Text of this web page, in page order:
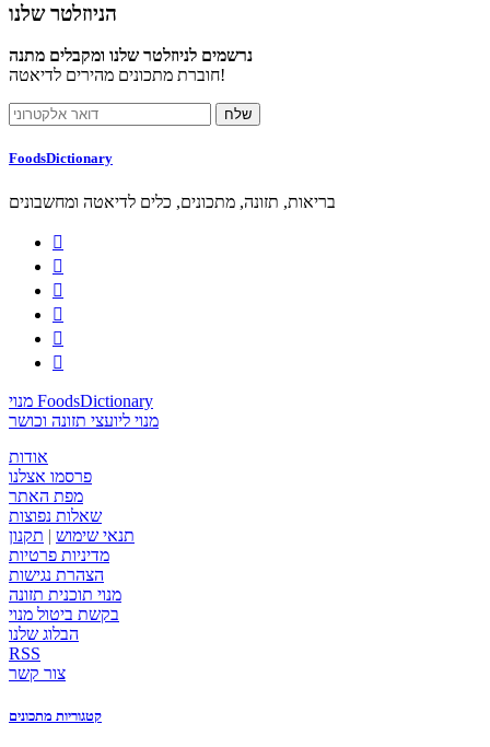
הניוזלטר שלנו
נרשמים לניוזלטר שלנו ומקבלים מתנה
חוברת מתכונים מהירים לדיאטה!
FoodsDictionary
בריאות, תזונה, מתכונים, כלים לדיאטה ומחשבונים






מנוי FoodsDictionary
מנוי ליועצי תזונה וכושר
אודות
פרסמו אצלנו
מפת האתר
שאלות נפוצות
תנאי שימוש | תקנון
מדיניות פרטיות
הצהרת נגישות
מנוי תוכנית תזונה
בקשת ביטול מנוי
הבלוג שלנו
RSS
צור קשר
קטגוריות מתכונים